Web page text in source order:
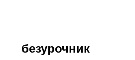
безурочник